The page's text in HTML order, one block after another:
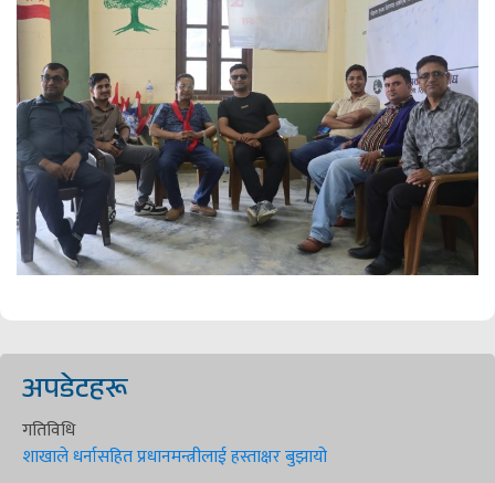
अपडेटहरू
गतिविधि
शाखाले धर्नासहित प्रधानमन्त्रीलाई हस्ताक्षर बुझायो